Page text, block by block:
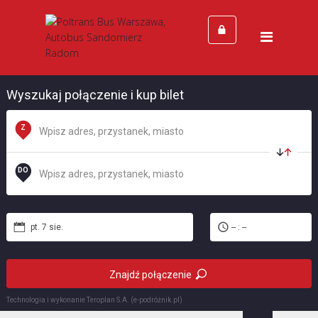
Strona Główna
Wyszukaj połączenie i kup bilet
Technologia i wykonanieTeroplan S.A. (e-podróżnik.pl)
Z
DO
pt. 7 sie. -- : --
Znajdź połączenie